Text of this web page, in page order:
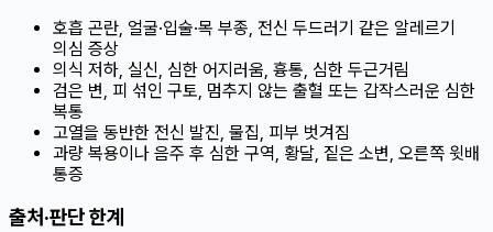
호흡 곤란, 얼굴·입술·목 부종, 전신 두드러기 같은 알레르기
의심 증상
의식 저하, 실신, 심한 어지러움, 흉통, 심한 두근거림
검은 변, 피 섞인 구토, 멈추지 않는 출혈 또는 갑작스러운 심한
복통
고열을 동반한 전신 발진, 물집, 피부 벗겨짐
과량 복용이나 음주 후 심한 구역, 황달, 짙은 소변, 오른쪽 윗배
통증
출처·판단 한계